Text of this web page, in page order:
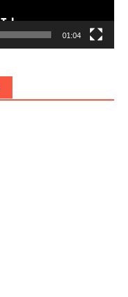
01:04